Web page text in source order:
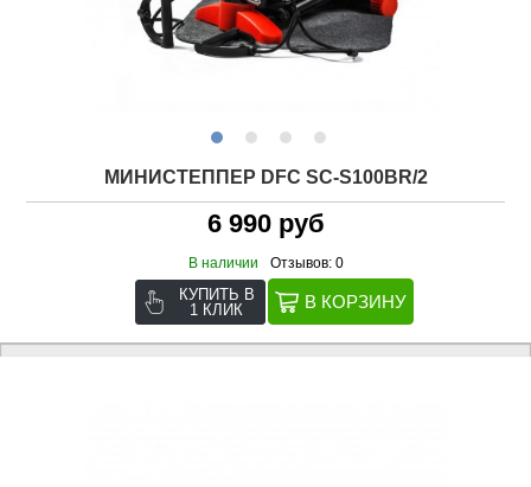
МИНИСТЕППЕР DFC SC-S100BR/2
6 990 руб
В наличии Отзывов: 0
КУПИТЬ В
1 КЛИК